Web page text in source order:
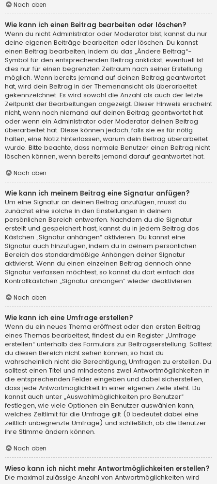
Nach oben
Wie kann ich einen Beitrag bearbeiten oder löschen?
Wenn du nicht Administrator oder Moderator bist, kannst du nur
deine eigenen Beiträge bearbeiten oder löschen. Du kannst
einen Beitrag bearbeiten, indem du das „Ändere Beitrag“-
Symbol für den entsprechenden Beitrag anklickst; eventuell ist
dies nur für einen begrenzten Zeitraum nach seiner Erstellung
möglich. Wenn bereits jemand auf deinen Beitrag geantwortet
hat, wird dein Beitrag in der Themenansicht als überarbeitet
gekennzeichnet. Es wird sowohl die Anzahl als auch der letzte
Zeitpunkt der Bearbeitungen angezeigt. Dieser Hinweis erscheint
nicht, wenn noch niemand auf deinen Beitrag geantwortet hat
oder wenn ein Administrator oder Moderator deinen Beitrag
überarbeitet hat. Diese können jedoch, falls sie es für nötig
halten, eine Notiz hinterlassen, warum dein Beitrag überarbeitet
wurde. Bitte beachte, dass normale Benutzer einen Beitrag nicht
löschen können, wenn bereits jemand darauf geantwortet hat.
Nach oben
Wie kann ich meinem Beitrag eine Signatur anfügen?
Um eine Signatur an deinen Beitrag anzufügen, musst du
zunächst eine solche in den Einstellungen in deinem
persönlichen Bereich entwerfen. Nachdem du die Signatur
erstellt und gespeichert hast, kannst du in jedem Beitrag das
Kästchen „Signatur anhängen“ aktivieren. Du kannst eine
Signatur auch hinzufügen, indem du in deinem persönlichen
Bereich das standardmäßige Anhängen deiner Signatur
aktivierst. Wenn du einen einzelnen Beitrag dennoch ohne
Signatur verfassen möchtest, so kannst du dort einfach das
Kontrollkästchen „Signatur anhängen“ wieder deaktivieren.
Nach oben
Wie kann ich eine Umfrage erstellen?
Wenn du ein neues Thema eröffnest oder den ersten Beitrag
eines Themas bearbeitest, findest du ein Register „Umfrage
erstellen“ unterhalb des Formulars zur Beitragserstellung. Solltest
du diesen Bereich nicht sehen können, so hast du
wahrscheinlich nicht die Berechtigung, Umfragen zu erstellen. Du
solltest einen Titel und mindestens zwei Antwortmöglichkeiten in
die entsprechenden Felder eingeben und dabei sicherstellen,
dass jede Antwortmöglichkeit in einer eigenen Zeile steht. Du
kannst auch unter „Auswahlmöglichkeiten pro Benutzer“
festlegen, wie viele Optionen ein Benutzer auswählen kann,
welches Zeitlimit für die Umfrage gilt (0 bedeutet dabei eine
zeitlich unbegrenzte Umfrage) und schließlich, ob die Benutzer
ihre Stimme ändern können.
Nach oben
Wieso kann ich nicht mehr Antwortmöglichkeiten erstellen?
Die maximal zulässige Anzahl von Antwortmöglichkeiten wird